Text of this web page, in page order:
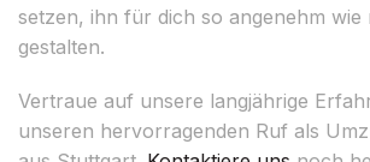
setzen, ihn für dich so angenehm wie
gestalten.
Vertraue auf unsere langjährige
unseren hervorragenden Ruf als